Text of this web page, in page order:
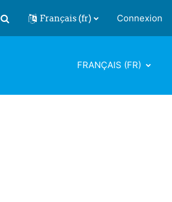
Activer/désactiver la saisie de
Français ‎(fr)‎ Connexion
FRANÇAIS ‎(FR)‎